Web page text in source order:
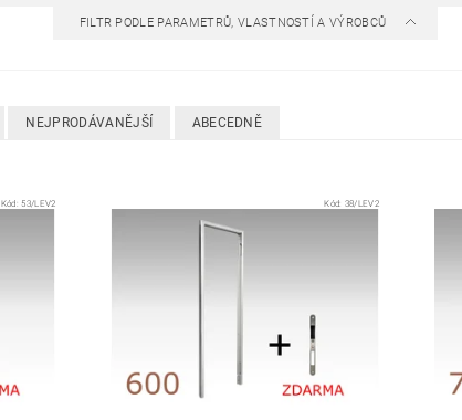
FILTR PODLE PARAMETRŮ, VLASTNOSTÍ A VÝROBCŮ
NEJPRODÁVANĚJŠÍ ABECEDNĚ
Kód:53/LEV2 Kód: 38/LEV2